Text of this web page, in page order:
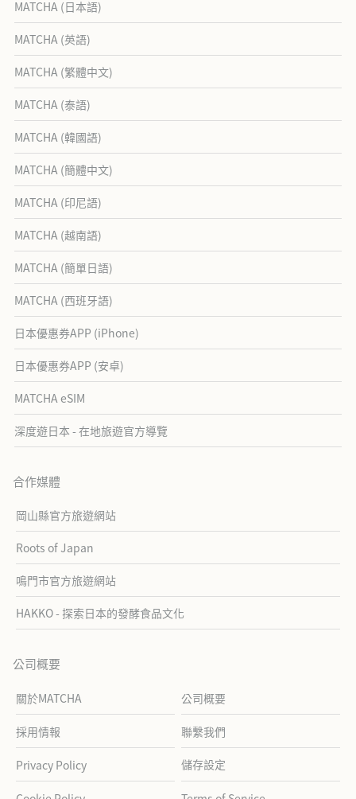
MATCHA (日本語)
MATCHA (英語)
MATCHA (繁體中文)
MATCHA (泰語)
MATCHA (韓國語)
MATCHA (簡體中文)
MATCHA (印尼語)
MATCHA (越南語)
MATCHA (簡單日語)
MATCHA (西班牙語)
日本優惠券APP (iPhone)
日本優惠券APP (安卓)
MATCHA eSIM
深度遊日本 - 在地旅遊官方導覽
合作媒體
岡山縣官方旅遊網站
Roots of Japan
鳴門市官方旅遊網站
HAKKO - 探索日本的發酵食品文化
公司概要
關於MATCHA 公司概要
採用情報 聯繫我們
Privacy Policy 儲存設定